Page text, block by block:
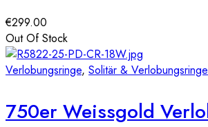
€299.00
Out Of Stock
Verlobungsringe, Solitär & Verlobungsringe